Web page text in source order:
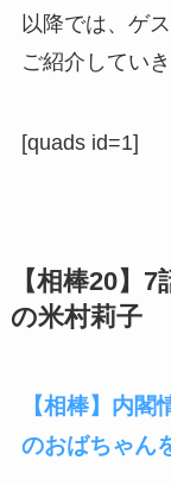
以降では、ゲ
ご紹介していき
[quads id=1]
【相棒20
の米村莉子
【相棒】内
のおばちゃん